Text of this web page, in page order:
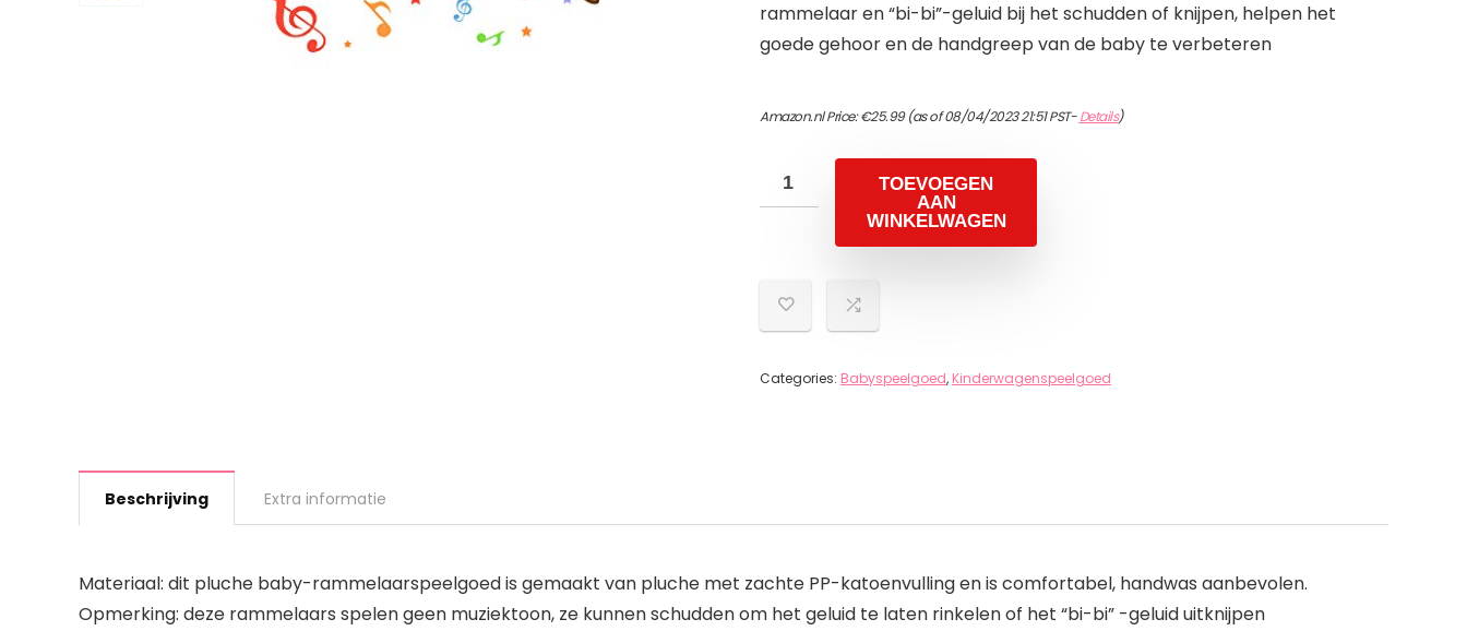
rammelaar en “bi-bi”-geluid bij het schudden of knijpen, helpen het
goede gehoor en de handgreep van de baby te verbeteren
Amazon.nl Price:€25.99(as of 08/04/2023 21:51 PST-Details)
TOEVOEGEN
AAN
WINKELWAGEN
Categories: Babyspeelgoed, Kinderwagenspeelgoed
Beschrijving Extra informatie
Materiaal: dit pluche baby-rammelaarspeelgoed is gemaakt van pluche met zachte PP-katoenvulling en is comfortabel, handwas aanbevolen.
Opmerking: deze rammelaars spelen geen muziektoon, ze kunnen schudden om het geluid te laten rinkelen of het “bi-bi” -geluid uitknijpen